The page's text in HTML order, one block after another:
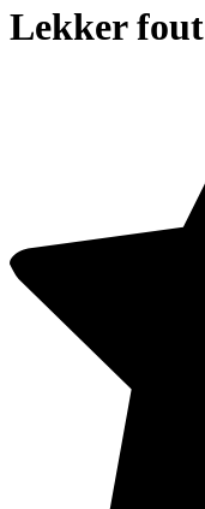
Lekker fout